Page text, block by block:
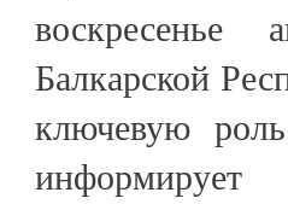
воскресенье
Балкарской
ключевую
информирует